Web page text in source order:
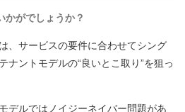
がでしょうか？
、サービスの要件に合わせてシング
ナントモデルの“良いとこ取り”を狙っ
デルではノイジーネイバー問題があ